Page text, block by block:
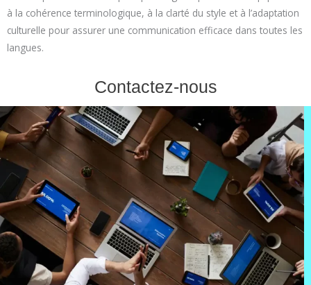
à la cohérence terminologique, à la clarté du style et à l’adaptation
culturelle pour assurer une communication efficace dans toutes les
langues.
Contactez-nous